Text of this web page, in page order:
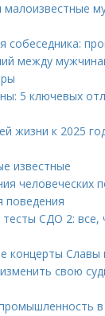
малоизвестные
собеседника:
между
5 ключевых
жизни к 2025
известные
человеческих
поведения
СДО 2: все,
концерты Славы
свою